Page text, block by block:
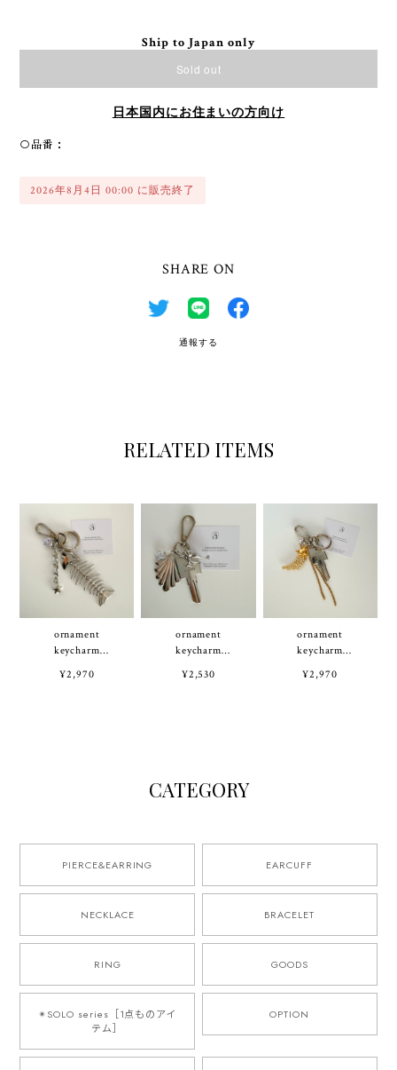
Ship to Japan only
Sold out
日本国内にお住まいの方向け
○品番：
2026年8月4日 00:00 に販売終了
SHARE ON
通報する
RELATED ITEMS
ornament
keycharm
¥2,970
ornament
keycharm
¥2,530
ornament
keycharm
¥2,970
CATEGORY
PIERCE&EARRING EARCUFF
NECKLACE BRACELET
RING GOODS
✴︎SOLO series［1点ものアイ
テム］
OPTION